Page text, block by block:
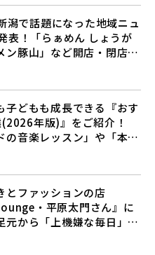
潟で話題になった地域ニュ
表！「らぁめん しょうが
ン豚山」など開店・閉店の
ングでご紹介♪
子どもも成長できる『おす
年版)』をご紹介！
の音楽レッスン」や「本格
で新しい自分を見つけよ
とファッションの店
・平原太門さん』に
元から「上機嫌な毎日」を
は？